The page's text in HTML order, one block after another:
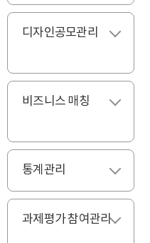
디자인공모관리
비즈니스 매칭
통계관리
과제평가 참여관리